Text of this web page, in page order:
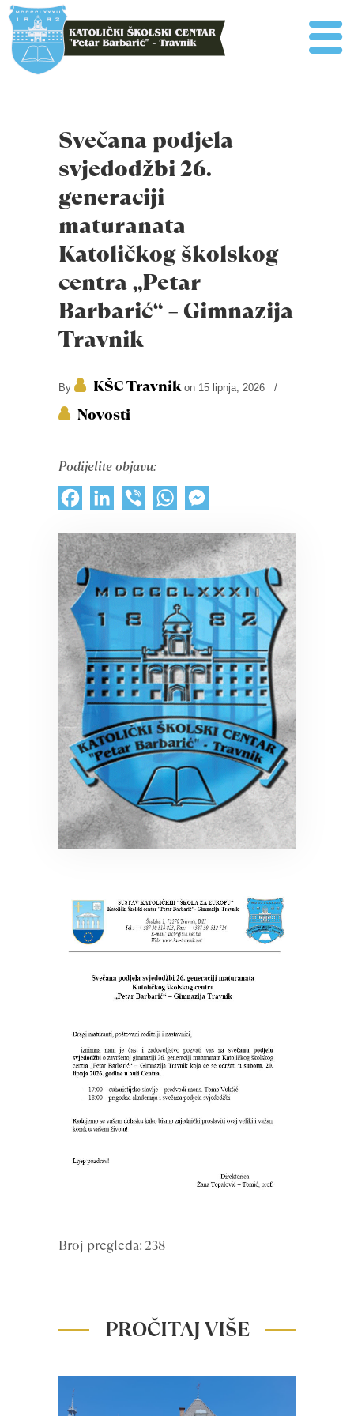
Svečana podjela
svjedodžbi 26.
generaciji
maturanata
Katoličkog školskog
centra „Petar
Barbarić“ – Gimnazija
Travnik
By KŠC Travnikon 15 lipnja, 2026 /
Novosti
Podijelite objavu:
FacebookLinkedInViber WhatsApp
Broj pregleda: 238
PROČITAJ VIŠE